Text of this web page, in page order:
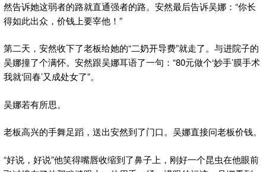
然告诉她这弱者的路就直通强者的路。安然最后告诉吴娜：“你长
得如此出众，价钱上要宰他！”
第二天，安然收下了老板给她的“二奶开导费”就走了。与进院子的
吴娜撞了个满怀。安然跟吴娜耳语了一句：“80元做个‘妙手’膜手术
我就‘回春’又成处女了”。
吴娜若有所思。
老板高兴的手舞足蹈，送出安然到了门口。吴娜直接问老板价钱。
“好说，好说”他笑得嘴唇收缩到了鼻子上，刚好一个昆虫在他眼前